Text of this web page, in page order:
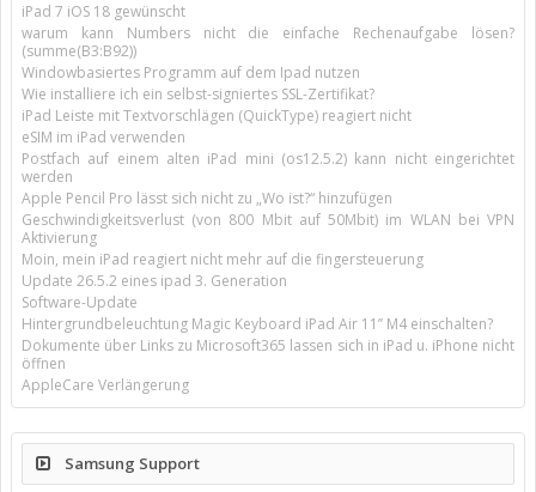
iPad 7 iOS 18 gewünscht
warum kann Numbers nicht die einfache Rechenaufgabe lösen?
(summe(B3:B92))
Windowbasiertes Programm auf dem Ipad nutzen
Wie installiere ich ein selbst-signiertes SSL-Zertifikat?
iPad Leiste mit Textvorschlägen (QuickType) reagiert nicht
eSIM im iPad verwenden
Postfach auf einem alten iPad mini (os12.5.2) kann nicht eingerichtet
werden
Apple Pencil Pro lässt sich nicht zu „Wo ist?“ hinzufügen
Geschwindigkeitsverlust (von 800 Mbit auf 50Mbit) im WLAN bei VPN
Aktivierung
Moin, mein iPad reagiert nicht mehr auf die fingersteuerung
Update 26.5.2 eines ipad 3. Generation
Software-Update
Hintergrundbeleuchtung Magic Keyboard iPad Air 11’’ M4 einschalten?
Dokumente über Links zu Microsoft365 lassen sich in iPad u. iPhone nicht
öffnen
AppleCare Verlängerung
Samsung Support